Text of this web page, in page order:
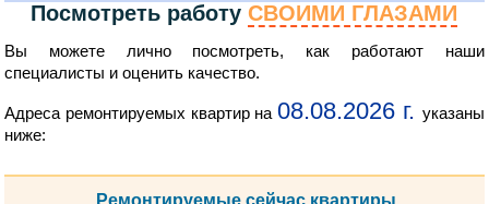
Посмотреть работуСВОИМИ ГЛАЗАМИ
Вы можете лично посмотреть, как работают наши
специалисты и оценить качество.
Адреса ремонтируемых квартир на08.08.2026 г. указаны
ниже: